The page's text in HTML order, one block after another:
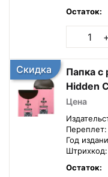
Остаток:
+
Скидка
Папка с
Hidden
Цена
Переплет:
Год
Штрихкод:
Остаток: